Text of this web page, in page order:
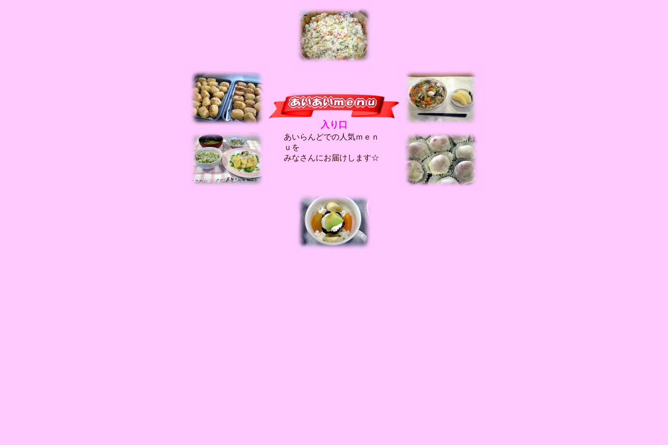
入り口
あいらんどでの人気ｍｅｎ
ｕを
みなさんにお届けします☆